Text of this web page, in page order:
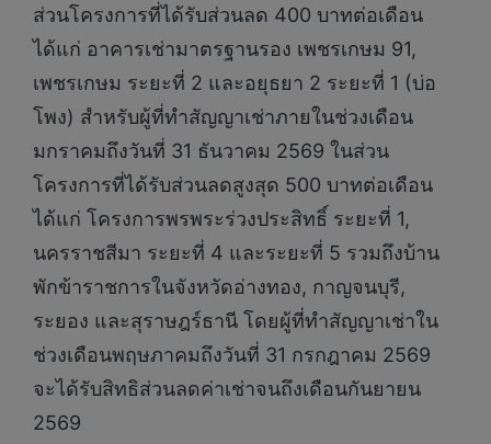
ส่วนโครงการที่ได้รับส่วนลด 400 บาทต่อเดือน
ได้แก่ อาคารเช่ามาตรฐานรอง เพชรเกษม 91,
เพชรเกษม ระยะที่ 2 และอยุธยา 2 ระยะที่ 1 (บ่อ
โพง) สำหรับผู้ที่ทำสัญญาเช่าภายในช่วงเดือน
มกราคมถึงวันที่ 31 ธันวาคม 2569 ในส่วน
โครงการที่ได้รับส่วนลดสูงสุด 500 บาทต่อเดือน
ได้แก่ โครงการพรพระร่วงประสิทธิ์ ระยะที่ 1,
นครราชสีมา ระยะที่ 4 และระยะที่ 5 รวมถึงบ้าน
พักข้าราชการในจังหวัดอ่างทอง, กาญจนบุรี,
ระยอง และสุราษฎร์ธานี โดยผู้ที่ทำสัญญาเช่าใน
ช่วงเดือนพฤษภาคมถึงวันที่ 31 กรกฎาคม 2569
จะได้รับสิทธิส่วนลดค่าเช่าจนถึงเดือนกันยายน
2569